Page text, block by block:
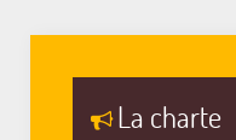
La charte